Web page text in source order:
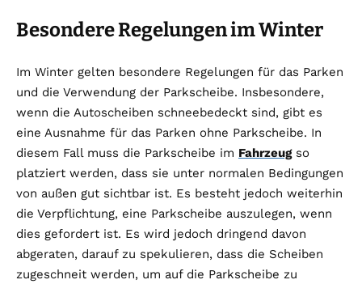
Besondere Regelungen im Winter
Im Winter gelten besondere Regelungen für das Parken
und die Verwendung der Parkscheibe. Insbesondere,
wenn die Autoscheiben schneebedeckt sind, gibt es
eine Ausnahme für das Parken ohne Parkscheibe. In
diesem Fall muss die Parkscheibe im Fahrzeugso
platziert werden, dass sie unter normalen Bedingungen
von außen gut sichtbar ist. Es besteht jedoch weiterhin
die Verpflichtung, eine Parkscheibe auszulegen, wenn
dies gefordert ist. Es wird jedoch dringend davon
abgeraten, darauf zu spekulieren, dass die Scheiben
zugeschneit werden, um auf die Parkscheibe zu